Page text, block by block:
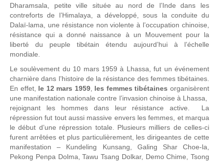
Dharamsala, petite ville située au nord de l’Inde dans les
contreforts de l’Himalaya, a développé, sous la conduite du
Dalaï-lama, une résistance non violente à l’occupation chinoise,
résistance qui a donné naissance à un Mouvement pour la
liberté du peuple tibétain étendu aujourd’hui à l’échelle
mondiale.
Le soulèvement du 10 mars 1959 à Lhassa, fut un événement
charnière dans l’histoire de la résistance des femmes tibétaines.
En effet, le 12 mars 1959, les femmes tibétaines organisèrent
une manifestation nationale contre l’invasion chinoise à Lhassa,
rejoignant les hommes dans leur résistance active. La
répression fut tout aussi massive envers les femmes, et marqua
le début d’une répression totale. Plusieurs milliers de celles-ci
furent arrêtées et plus particulièrement, les dirigeantes de cette
manifestation – Kundeling Kunsang, Galing Shar Choe-la,
Pekong Penpa Dolma, Tawu Tsang Dolkar, Demo Chime, Tsong